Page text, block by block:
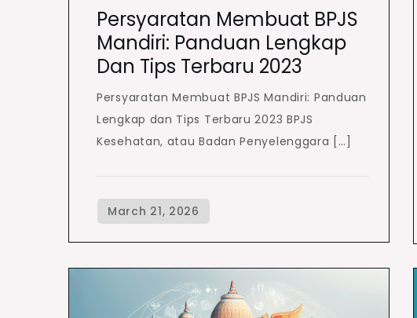
Persyaratan Membuat BPJS
Mandiri: Panduan Lengkap
Dan Tips Terbaru 2023
Persyaratan Membuat BPJS Mandiri: Panduan
Lengkap dan Tips Terbaru 2023 BPJS
Kesehatan, atau Badan Penyelenggara […]